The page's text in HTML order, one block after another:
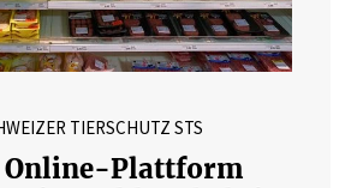
TIERSCHUTZ STS
Online-Plattform